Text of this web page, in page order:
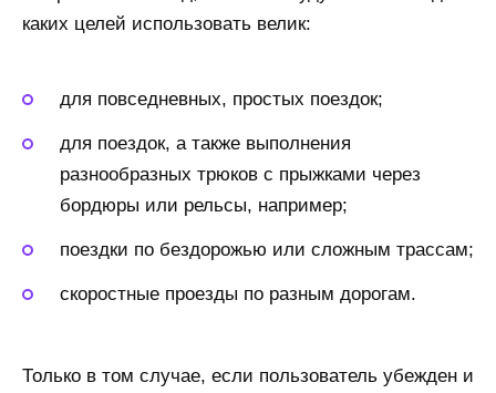
каких целей использовать велик:
для повседневных, простых поездок;
для поездок, а также выполнения
разнообразных трюков с прыжками через
бордюры или рельсы, например;
поездки по бездорожью или сложным трассам;
скоростные проезды по разным дорогам.
Только в том случае, если пользователь убежден и